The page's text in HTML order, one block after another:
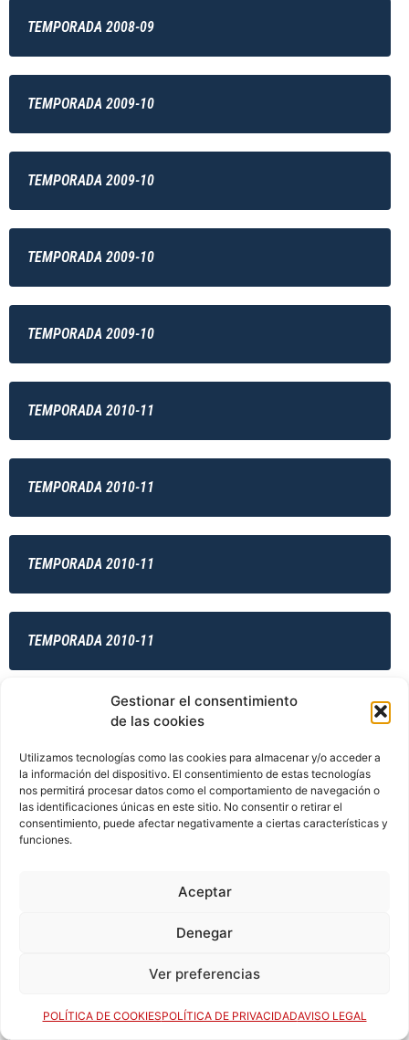
Gestionar el consentimiento
de las cookies
Utilizamos tecnologías como las cookies para almacenar y/o acceder a
la información del dispositivo. El consentimiento de estas tecnologías
nos permitirá procesar datos como el comportamiento de navegación o
las identificaciones únicas en este sitio. No consentir o retirar el
consentimiento, puede afectar negativamente a ciertas características y
funciones.
Aceptar
Denegar
Ver preferencias
POLÍTICA DE COOKIESPOLÍTICA DE PRIVACIDADAVISO LEGAL
TEMPORADA 2008-09
TEMPORADA 2009-10
TEMPORADA 2009-10
TEMPORADA 2009-10
TEMPORADA 2009-10
TEMPORADA 2010-11
TEMPORADA 2010-11
TEMPORADA 2010-11
TEMPORADA 2010-11
TEMPORADA 2011-12
TEMPORADA 2011-12
TEMPORADA 2013-14